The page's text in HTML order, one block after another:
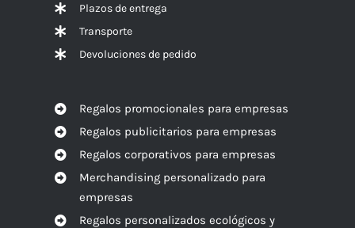
Plazos de entrega
Transporte
Devoluciones de pedido
Regalos promocionales para empresas
Regalos publicitarios para empresas
Regalos corporativos para empresas
Merchandising personalizado para
empresas
Regalos personalizados ecológicos y